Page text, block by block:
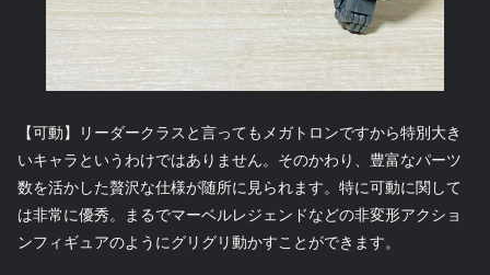
【可動】リーダークラスと言ってもメガトロンですから特別大き
いキャラというわけではありません。そのかわり、豊富なパーツ
数を活かした贅沢な仕様が随所に見られます。特に可動に関して
は非常に優秀。まるでマーベルレジェンドなどの非変形アクショ
ンフィギュアのようにグリグリ動かすことができます。